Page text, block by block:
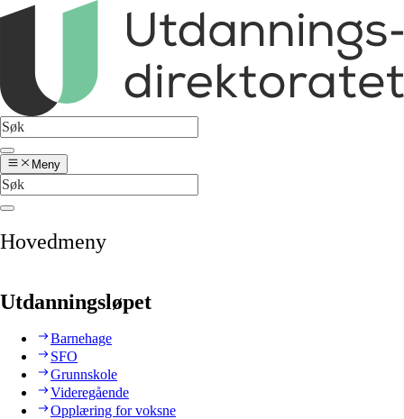
Meny
Hovedmeny
Utdanningsløpet
Barnehage
SFO
Grunnskole
Videregående
Opplæring for voksne